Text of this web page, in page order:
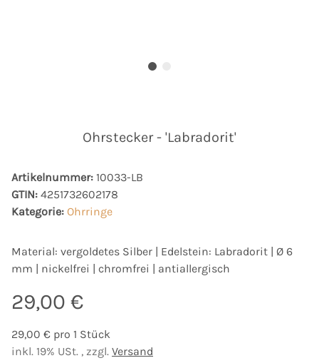
Ohrstecker - 'Labradorit'
Artikelnummer: 10033-LB
GTIN: 4251732602178
Kategorie: Ohrringe
Material: vergoldetes Silber | Edelstein: Labradorit | Ø 6
mm | nickelfrei | chromfrei | antiallergisch
29,00 €
29,00 € pro 1 Stück
inkl. 19% USt. , zzgl. Versand